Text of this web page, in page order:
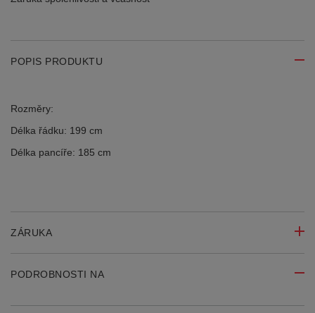
POPIS PRODUKTU
Rozměry:
Délka řádku: 199 cm
Délka pancíře: 185 cm
ZÁRUKA
PODROBNOSTI NA